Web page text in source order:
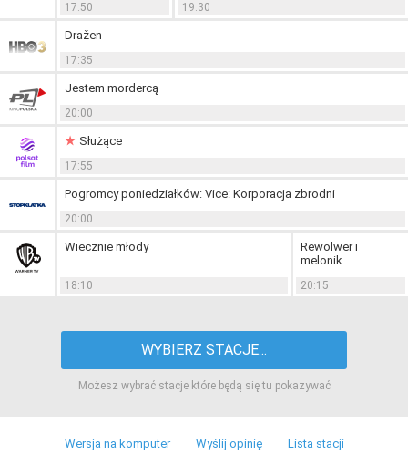
17:50 19:30
Dražen
17:35
Jestem mordercą
20:00
Służące
17:55
Pogromcy poniedziałków: Vice: Korporacja zbrodni
20:00
Wiecznie młody
18:10
Rewolwer i
melonik
20:15
WYBIERZ STACJE...
Możesz wybrać stacje które będą się tu pokazywać
Wersja na komputer Wyślij opinię Lista stacji